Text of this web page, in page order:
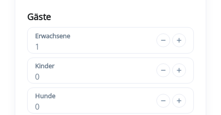
Gäste
Erwachsene
1
Kinder
0
Hunde
0